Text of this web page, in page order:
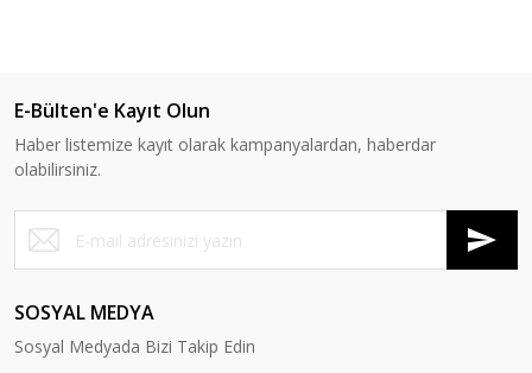
E-Bülten'e Kayıt Olun
Haber listemize kayıt olarak kampanyalardan, haberdar
olabilirsiniz.
SOSYAL MEDYA
Sosyal Medyada Bizi Takip Edin